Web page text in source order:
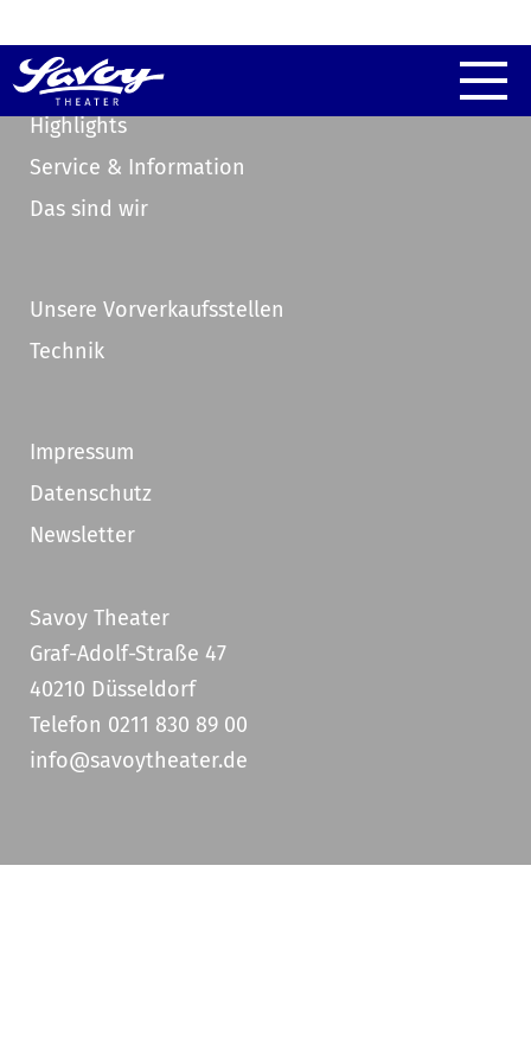
Highlights
Service & Information
Das sind wir
Unsere Vorverkaufsstellen
Technik
Impressum
Datenschutz
Newsletter
Savoy Theater
Graf-Adolf-Straße 47
40210 Düsseldorf
Telefon 0211 830 89 00
info@savoytheater.de